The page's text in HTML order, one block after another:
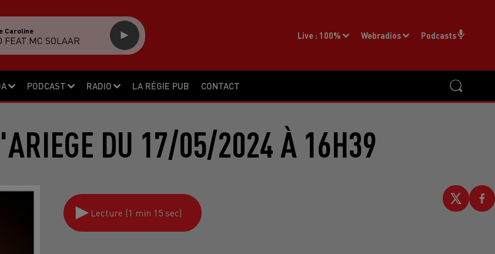
PODCAST RADIO LA RÉGIE PUB CONTACT
Live : 100% Webradios Podcasts
Caroline
FEAT.MC SOLAAR
DU 17/05/2024 À 16H39
Lecture (1 min 15 sec)